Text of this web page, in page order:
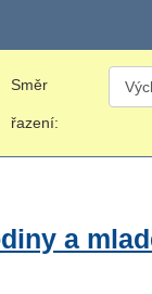
Směr
řazení:
a